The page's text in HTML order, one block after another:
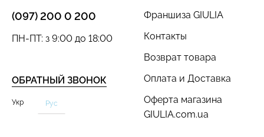
Франшиза GIULIA
Контакты
Возврат товара
Оплата и Доставка
Оферта магазина
GIULIA.com.ua
(097) 200 0 200
ОБРАТНЫЙ ЗВОНОК
ПН-ПТ: з 9:00 до 18:00
Укр Рус